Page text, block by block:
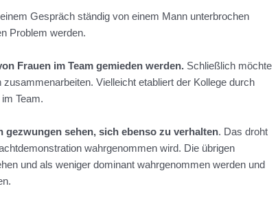
Gespräch ständig von einem Mann unterbrochen
Problem werden.
Frauen im Team gemieden werden. Schließlich möchte
Vielleicht etabliert der Kollege durch
Team.
gezwungen sehen, sich ebenso zu verhalten. Das droht
wahrgenommen wird. Die übrigen
und als weniger dominant wahrgenommen werden und